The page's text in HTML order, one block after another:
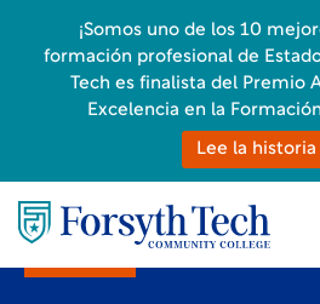
¡Somos uno de los 10
formación profesional de
Tech es finalista del Premio
Excelencia en la
Lee la historia